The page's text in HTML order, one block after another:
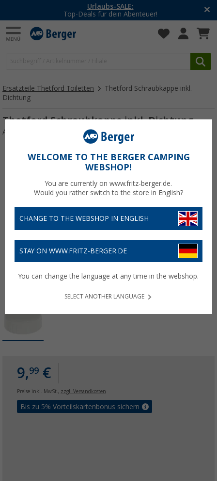
Urlaubs-SALE:
Top-Deals für dein Abenteuer!
Ersatzteile Thetford Toiletten
Thetford Schraubkappe inkl.
Dichtung
Thetford Schraubkappe inkl. Dichtung
Art.-Nr.: 114563
9,99 €
Preise inkl. MwSt., zzgl. Versandkosten
Bis zu 5% Vorteilskartenbonus sichern
WELCOME TO THE BERGER CAMPING
WEBSHOP!
You are currently on www.fritz-berger.de.
Would you rather switch to the store in English?
CHANGE TO THE WEBSHOP IN ENGLISH
STAY ON WWW.FRITZ-BERGER.DE
You can change the language at any time in the webshop.
SELECT ANOTHER LANGUAGE